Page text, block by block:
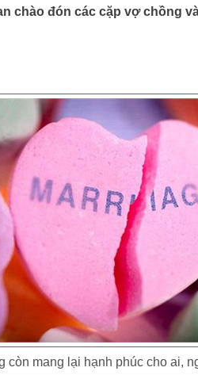
chào đón các cặp vợ chồng
còn mang lại hạnh phúc cho ai,